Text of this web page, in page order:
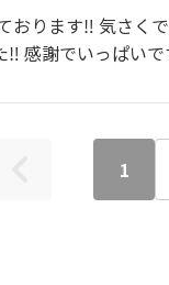
ります‼︎ 気さく
感謝でいっぱいで
1